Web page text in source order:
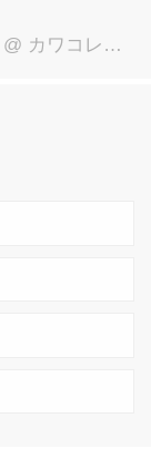
@ カワコレメディア編集部